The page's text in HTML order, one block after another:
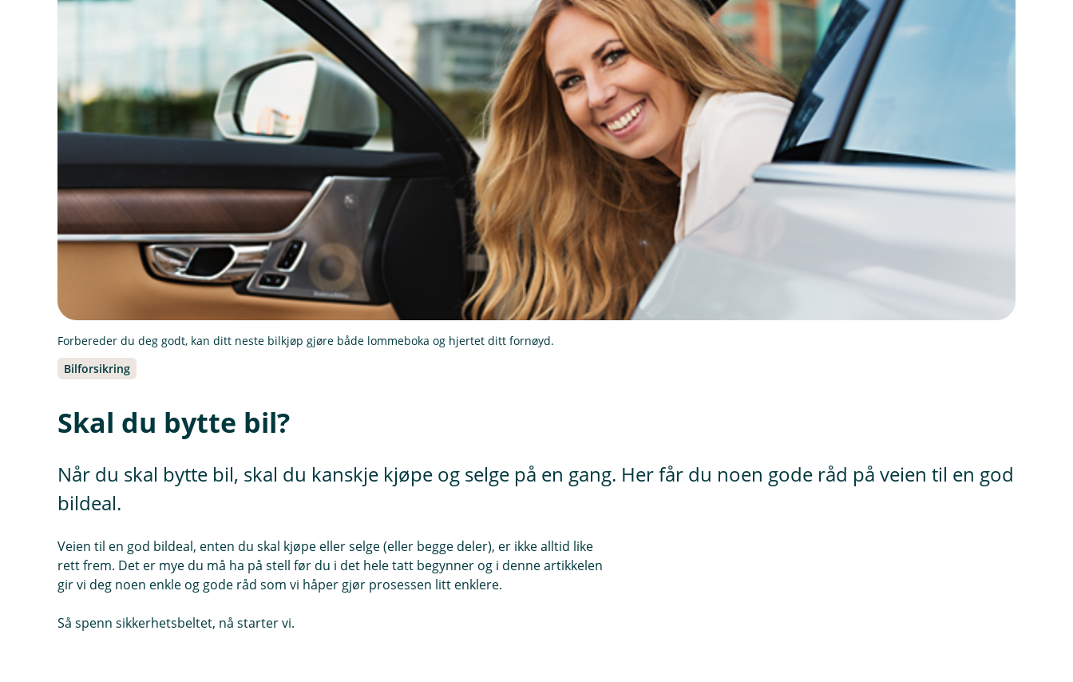
Forbereder du deg godt, kan ditt neste bilkjøp gjøre både lommeboka og hjertet ditt fornøyd.
Bilforsikring
Skal du bytte bil?
Når du skal bytte bil, skal du kanskje kjøpe og selge på en gang. Her får du noen gode råd på veien til en god
bildeal.
Veien til en god bildeal, enten du skal kjøpe eller selge (eller begge deler), er ikke alltid like
rett frem. Det er mye du må ha på stell før du i det hele tatt begynner og i denne artikkelen
gir vi deg noen enkle og gode råd som vi håper gjør prosessen litt enklere.
Så spenn sikkerhetsbeltet, nå starter vi.